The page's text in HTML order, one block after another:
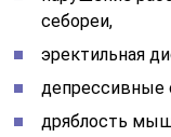
себореи,
эректильная
депрессивные
дряблость